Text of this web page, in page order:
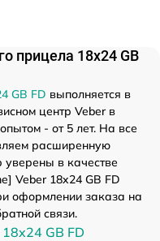
прицела 18x24 GB
GB FD выполняется в
центр Veber в
- от 5 лет. На все
расширенную
в качестве
Veber 18x24 GB FD
оформлении заказа на
связи.
GB FD